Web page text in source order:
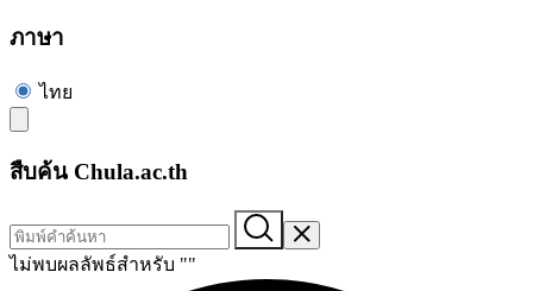
ภาษา
ไทย
สืบค้น Chula.ac.th
ไม่พบผลลัพธ์สำหรับ ""